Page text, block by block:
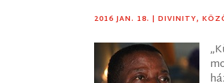
2016 JAN. 18. |DIVINITY,